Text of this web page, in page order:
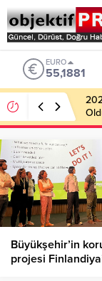
ALTIN
6.660,55
Büyükşehir’in
projesi